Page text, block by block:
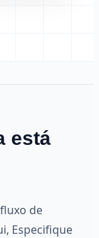
está
de
Especifique